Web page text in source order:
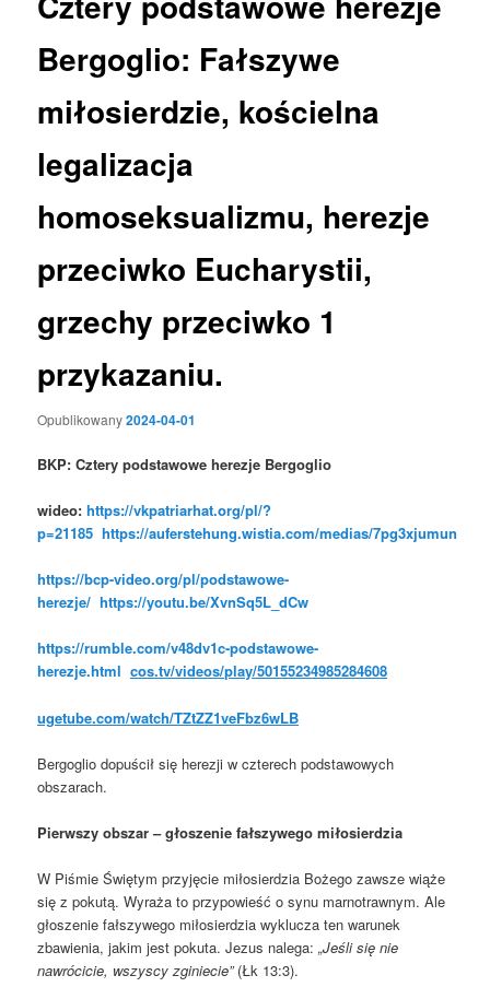
Bergoglio: Fałszywe
miłosierdzie, kościelna
legalizacja
homoseksualizmu, herezje
przeciwko Eucharystii,
grzechy przeciwko 1
przykazaniu.
Opublikowany2024-04-01
BKP: Cztery podstawowe herezje Bergoglio
wideo:https://vkpatriarhat.org/pl/?
p=21185 https://auferstehung.wistia.com/medias/7pg3xjumun
https://bcp-video.org/pl/podstawowe-
herezje/ https://youtu.be/XvnSq5L_dCw
https://rumble.com/v48dv1c-podstawowe-
herezje.html cos.tv/videos/play/50155234985284608
ugetube.com/watch/TZtZZ1veFbz6wLB
Bergoglio dopuścił się herezji w czterech podstawowych
obszarach.
Pierwszy obszar – głoszenie fałszywego miłosierdzia
W Piśmie Świętym przyjęcie miłosierdzia Bożego zawsze wiąże
się z pokutą. Wyraża to przypowieść o synu marnotrawnym. Ale
głoszenie fałszywego miłosierdzia wyklucza ten warunek
zbawienia, jakim jest pokuta. Jezus nalega:„Jeśli się nie
nawrócicie, wszyscy zginiecie” (Łk 13:3).